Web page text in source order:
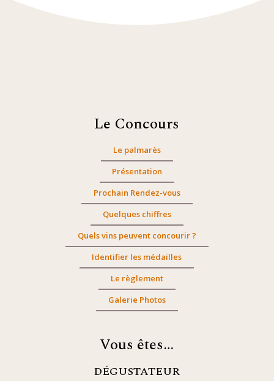
Le Concours
Le palmarès
Présentation
Prochain Rendez-vous
Quelques chiffres
Quels vins peuvent concourir ?
Identifier les médailles
Le règlement
Galerie Photos
Vous êtes…
DÉGUSTATEUR